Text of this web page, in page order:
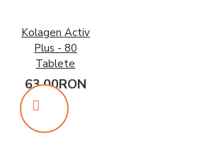
Kolagen Activ
Plus - 80
Tablete
63,00RON